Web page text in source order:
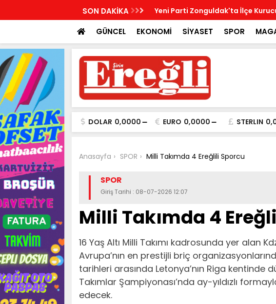
SON DAKİKA Yeni Parti Zonguldak'ta İlçe
GÜNCEL EKONOMİ SİYASET SPOR
DOLAR 0,0000 EURO 0,0000 STERLIN
Anasayfa SPOR Milli Takımda 4 Ereğlili Sporcu
SPOR
Giriş Tarihi : 08-07-2026 12:07
Milli Takımda 4
16 Yaş Altı Milli Takımı kadrosunda yer alan
Avrupa’nın en prestijli briç
tarihleri arasında Letonya’nın Riga kentinde
Takımlar Şampiyonası’nda ay-yıldızlı
edecek.